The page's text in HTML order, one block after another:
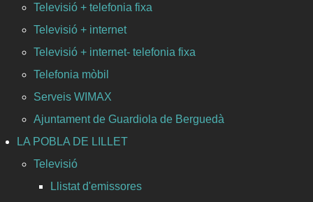
Televisió + telefonia fixa
Televisió + internet
Televisió + internet- telefonia fixa
Telefonia mòbil
Serveis WIMAX
Ajuntament de Guardiola de Berguedà
LA POBLA DE LILLET
Televisió
Llistat d'emissores